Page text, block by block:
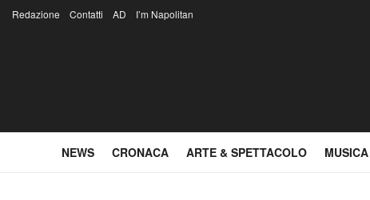
Redazione Contatti AD I’m Napolitan
NEWS CRONACA ARTE & SPETTACOLO MUSICA